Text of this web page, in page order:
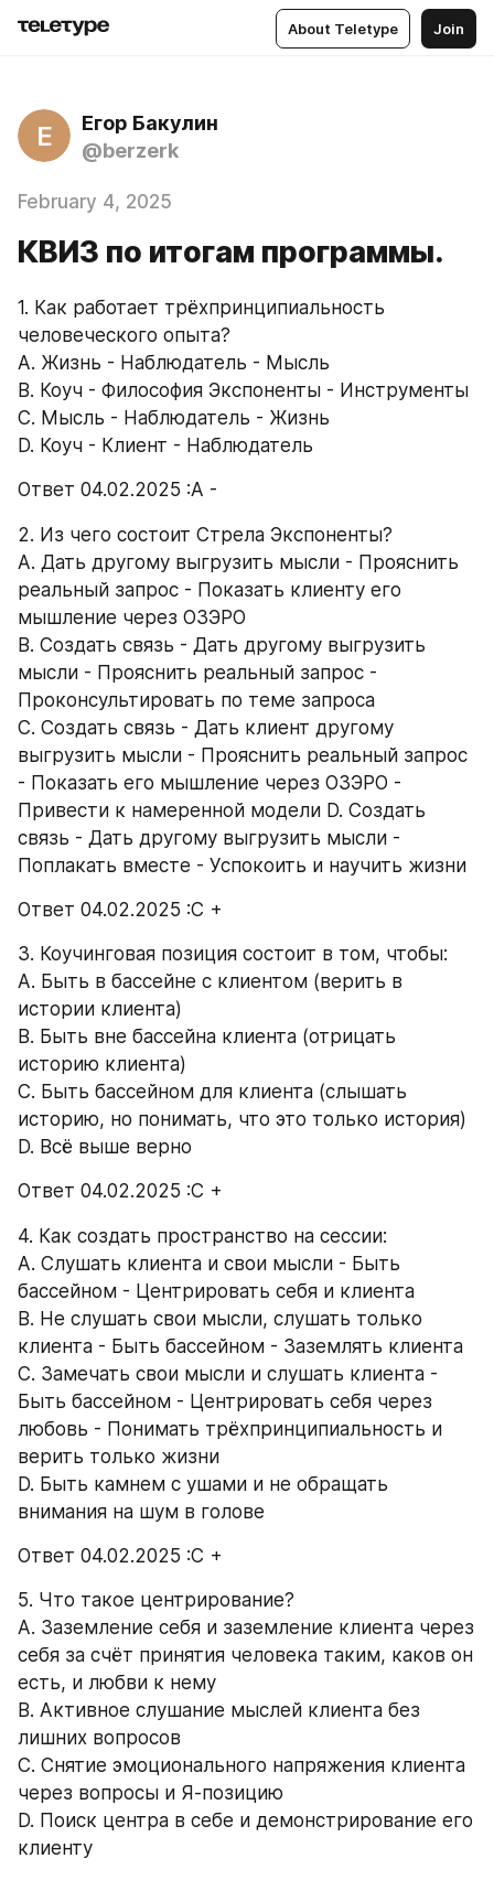
About Teletype Join
Е
Егор Бакулин
@berzerk
February 4, 2025
КВИЗ по итогам программы.
1. Как работает трёхпринципиальность
человеческого опыта?
А. Жизнь - Наблюдатель - Мысль
B. Коуч - Философия Экспоненты - Инструменты
C. Мысль - Наблюдатель - Жизнь
D. Коуч - Клиент - Наблюдатель
Ответ 04.02.2025 :А -
2. Из чего состоит Стрела Экспоненты?
А. Дать другому выгрузить мысли - Прояснить
реальный запрос - Показать клиенту его
мышление через ОЗЭРО
B. Создать связь - Дать другому выгрузить
мысли - Прояснить реальный запрос -
Проконсультировать по теме запроса
C. Создать связь - Дать клиент другому
выгрузить мысли - Прояснить реальный запрос
- Показать его мышление через ОЗЭРО -
Привести к намеренной модели D. Создать
связь - Дать другому выгрузить мысли -
Поплакать вместе - Успокоить и научить жизни
Ответ 04.02.2025 :С +
3. Коучинговая позиция состоит в том, чтобы:
А. Быть в бассейне с клиентом (верить в
истории клиента)
B. Быть вне бассейна клиента (отрицать
историю клиента)
C. Быть бассейном для клиента (слышать
историю, но понимать, что это только история)
D. Всё выше верно
Ответ 04.02.2025 :С +
4. Как создать пространство на сессии:
A. Слушать клиента и свои мысли - Быть
бассейном - Центрировать себя и клиента
B. Не слушать свои мысли, слушать только
клиента - Быть бассейном - Заземлять клиента
C. Замечать свои мысли и слушать клиента -
Быть бассейном - Центрировать себя через
любовь - Понимать трёхпринципиальность и
верить только жизни
D. Быть камнем с ушами и не обращать
внимания на шум в голове
Ответ 04.02.2025 :С +
5. Что такое центрирование?
A. Заземление себя и заземление клиента через
себя за счёт принятия человека таким, каков он
есть, и любви к нему
B. Активное слушание мыслей клиента без
лишних вопросов
C. Снятие эмоционального напряжения клиента
через вопросы и Я-позицию
D. Поиск центра в себе и демонстрирование его
клиенту